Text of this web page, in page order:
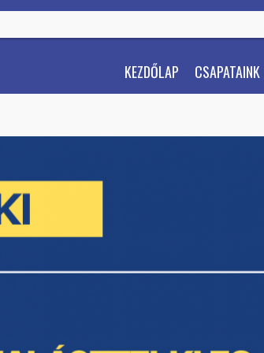
KEZDŐLAP CSAPATAINK